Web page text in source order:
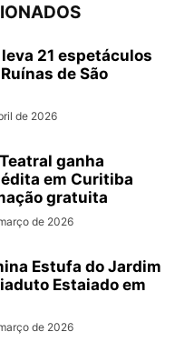
21 espetáculos
de São
de 2026
ganha
em Curitiba
gratuita
de 2026
Estufa do Jardim
Estaiado em
de 2026